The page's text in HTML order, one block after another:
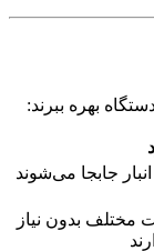
بهره ببرند:
جابجا می‌شوند
مختلف بدون نیاز